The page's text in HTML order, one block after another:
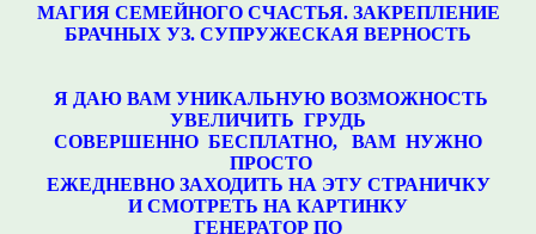
МАГИЯ СЕМЕЙНОГО СЧАСТЬЯ. ЗАКРЕПЛЕНИЕ
БРАЧНЫХ УЗ. СУПРУЖЕСКАЯ ВЕРНОСТЬ
Я ДАЮ ВАМ УНИКАЛЬНУЮ ВОЗМОЖНОСТЬ
УВЕЛИЧИТЬ ГРУДЬ
СОВЕРШЕННО БЕСПЛАТНО, ВАМ НУЖНО
ПРОСТО
ЕЖЕДНЕВНО ЗАХОДИТЬ НА ЭТУ СТРАНИЧКУ
И СМОТРЕТЬ НА КАРТИНКУ
ГЕНЕРАТОР ПО